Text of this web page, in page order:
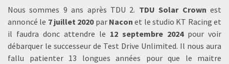
Nous sommes 9 ans après TDU 2. TDU Solar Crown est
annoncé le 7 juillet 2020par Nacon et le studio KT Racing et
il faudra donc attendre le 12 septembre 2024 pour voir
débarquer le successeur de Test Drive Unlimited. Il nous aura
fallu patienter 13 longues années pour que le maitre